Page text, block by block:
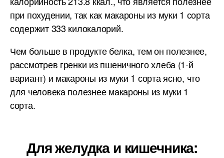
при похудении, так как макароны из муки 1 сорта
содержит 333 килокалорий.
Чем больше в продукте белка, тем он полезнее,
рассмотрев гренки из пшеничного хлеба (1-й
вариант) и макароны из муки 1 сорта ясно, что
для человека полезнее макароны из муки 1
сорта.
Для желудка и кишечника: